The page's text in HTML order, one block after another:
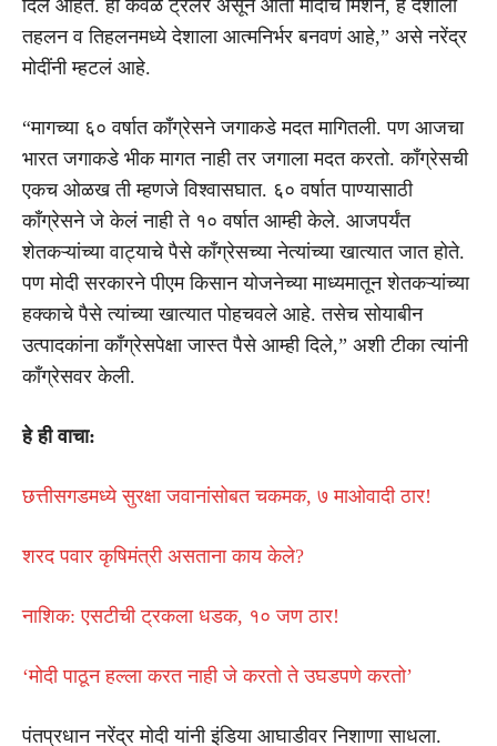
दिले आहेत. हा केवळ ट्रेलर असून आता मोदींचे मिशन, हे देशाला
तहलन व तिहलनमध्ये देशाला आत्मनिर्भर बनवणं आहे,” असे नरेंद्र
मोदींनी म्हटलं आहे.
“मागच्या ६० वर्षात काँग्रेसने जगाकडे मदत मागितली. पण आजचा
भारत जगाकडे भीक मागत नाही तर जगाला मदत करतो. काँग्रेसची
एकच ओळख ती म्हणजे विश्वासघात. ६० वर्षात पाण्यासाठी
काँग्रेसने जे केलं नाही ते १० वर्षात आम्ही केले. आजपर्यंत
शेतकऱ्यांच्या वाट्याचे पैसे काँग्रेसच्या नेत्यांच्या खात्यात जात होते.
पण मोदी सरकारने पीएम किसान योजनेच्या माध्यमातून शेतकऱ्यांच्या
हक्काचे पैसे त्यांच्या खात्यात पोहचवले आहे. तसेच सोयाबीन
उत्पादकांना काँग्रेसपेक्षा जास्त पैसे आम्ही दिले,” अशी टीका त्यांनी
काँग्रेसवर केली.
हे ही वाचा:
छत्तीसगडमध्ये सुरक्षा जवानांसोबत चकमक, ७ माओवादी ठार!
शरद पवार कृषिमंत्री असताना काय केले?
नाशिक: एसटीची ट्रकला धडक, १० जण ठार!
‘मोदी पाठून हल्ला करत नाही जे करतो ते उघडपणे करतो’
पंतप्रधान नरेंद्र मोदी यांनी इंडिया आघाडीवर निशाणा साधला.